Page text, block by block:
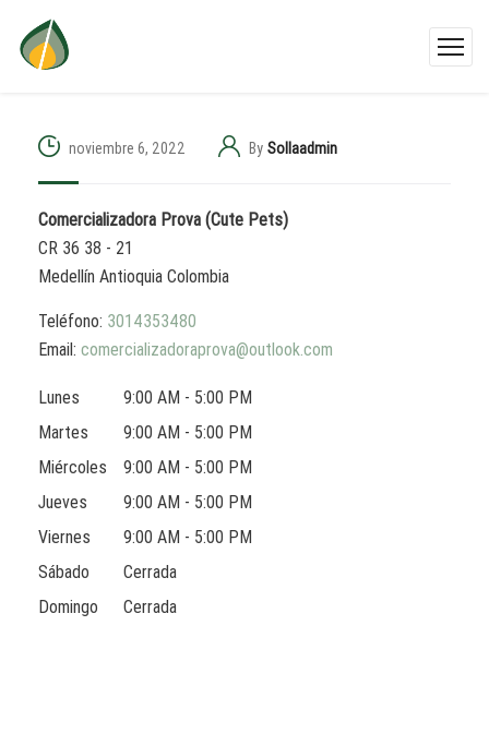
noviembre 6, 2022 By Sollaadmin
Comercializadora Prova (Cute Pets)
CR 36 38 - 21
Medellín Antioquia Colombia
Teléfono: 3014353480
Email: comercializadoraprova@outlook.com
Lunes
9:00 AM - 5:00 PM
Martes
9:00 AM - 5:00 PM
Miércoles
9:00 AM - 5:00 PM
Jueves
9:00 AM - 5:00 PM
Viernes
9:00 AM - 5:00 PM
Sábado
Cerrada
Domingo
Cerrada